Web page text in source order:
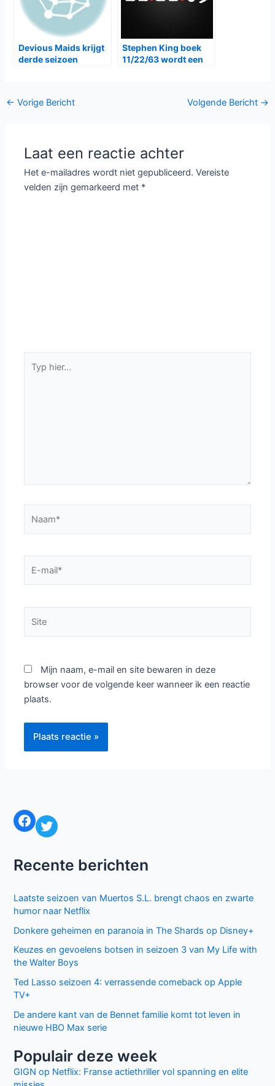
Devious Maids krijgt
derde seizoen
Stephen King boek
11/22/63 wordt een
Bericht
← Vorige Bericht Volgende Bericht →
Laat een reactie achter
Het e-mailadres wordt niet gepubliceerd. Vereiste
velden zijn gemarkeerd met *
hier...
Mijn naam, e-mail en site bewaren in deze
browser voor de volgende keer wanneer ik een reactie
plaats.
Facebook Twitter
Recente berichten
Laatste seizoen van Muertos S.L. brengt chaos en zwarte
humor naar Netflix
Donkere geheimen en paranoia in The Shards op Disney+
Keuzes en gevoelens botsen in seizoen 3 van My Life with
the Walter Boys
Ted Lasso seizoen 4: verrassende comeback op Apple
TV+
De andere kant van de Bennet familie komt tot leven in
nieuwe HBO Max serie
Populair deze week
GIGN op Netflix: Franse actiethriller vol spanning en elite